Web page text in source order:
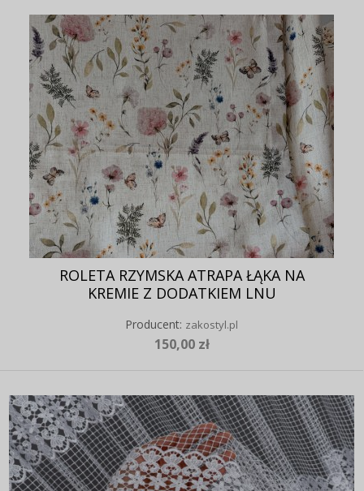
ROLETA RZYMSKA ATRAPA ŁĄKA NA
KREMIE Z DODATKIEM LNU
Producent: zakostyl.pl
150,00 zł